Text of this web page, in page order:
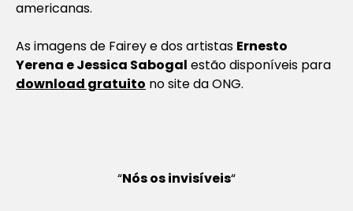
americanas.
As imagens de Fairey e dos artistas Ernesto
Yerena e Jessica Sabogal estão disponíveis para
download gratuito no site da ONG.
“Nós os invisíveis“